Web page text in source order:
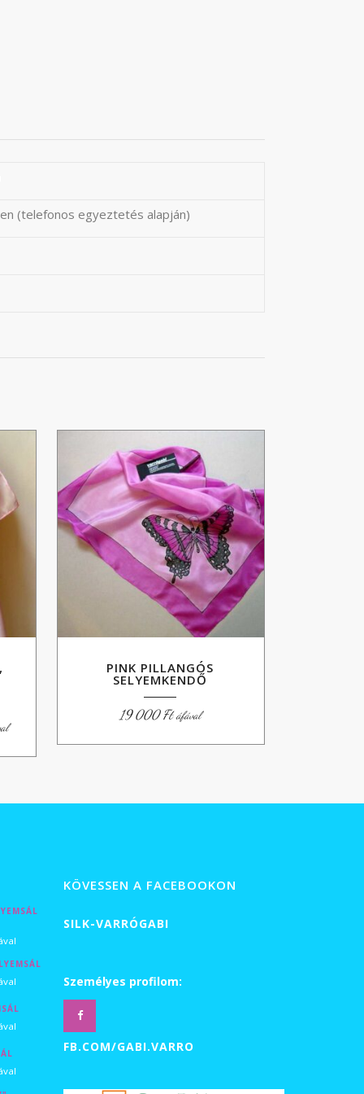
(telefonos egyeztetés alapján)
PINK PILLANGÓS
SELYEMKENDŐ
19 000Ft áfával
Ft
Ft
Ft
KÖVESSEN A FACEBOOKON
SILK-VARRÓGABI
Személyes profilom:
FB.COM/GABI.VARRO